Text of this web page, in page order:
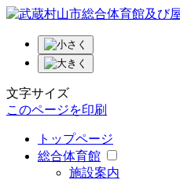
文字サイズ
このページを印刷
トップページ
総合体育館
施設案内